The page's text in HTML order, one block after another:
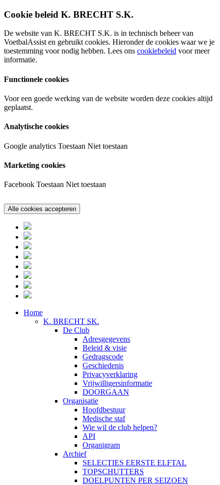
Cookie beleid K. BRECHT S.K.
De website van K. BRECHT S.K. is in technisch beheer van
VoetbalAssist en gebruikt cookies. Hieronder de cookies waar we je
toestemming voor nodig hebben. Lees ons cookiebeleid voor meer
informatie.
Functionele cookies
Voor een goede werking van de website worden deze cookies altijd
geplaatst.
Analytische cookies
Google analytics Toestaan Niet toestaan
Marketing cookies
Facebook Toestaan Niet toestaan
Home
K. BRECHT SK.
De Club
Adresgegevens
Beleid & visie
Gedragscode
Geschiedenis
Privacyverklaring
Vrijwilligersinformatie
DOORGAAN
Organisatie
Hoofdbestuur
Medische staf
Wie wil de club helpen?
API
Organigram
Archief
SELECTIES EERSTE ELFTAL
TOPSCHUTTERS
DOELPUNTEN PER SEIZOEN